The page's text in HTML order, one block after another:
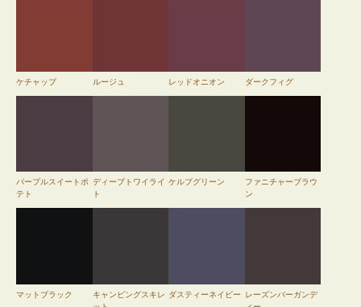
ケチャップ ルージュ レッドオニオン ダークフィグ
パープルスイートポ
テト
ディープトワイライ
ト
ケルプグリーン
ファニチャーブラウ
ン
マットブラック
キャンピングスキレ ダスティーネイビー
レーズンバーガンデ